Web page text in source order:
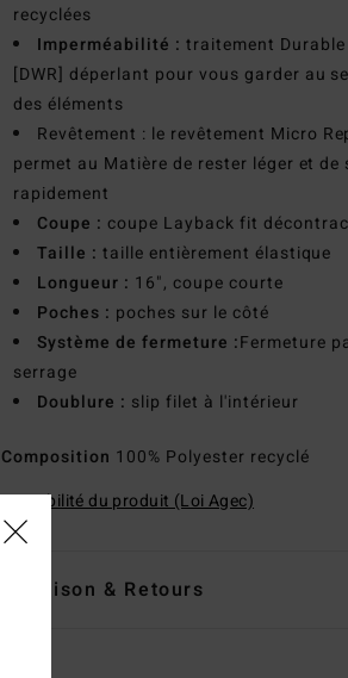
recyclées
Imperméabilité : traitement Durable
[DWR] déperlant pour vous garder au
des éléments
Revêtement : le revêtement Micro
permet au Matière de rester léger et de
rapidement
Coupe : coupe Layback fit
Taille : taille entièrement élastique
Longueur : 16", coupe courte
Poches : poches sur le côté
Système de fermeture :Fermeture
serrage
Doublure : slip filet à l'intérieur
Composition 100% Polyester recyclé
Traçabilité du produit (Loi Agec)
Livraison & Retours